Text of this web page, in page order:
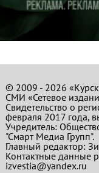
© 2009 - 2026
СМИ «Сетевое
Свидетельство о
февраля 2017 года,
Учредитель:
"Смарт Медиа Групп".
Главный редактор:
Контактные данные
izvestia@yandex.ru